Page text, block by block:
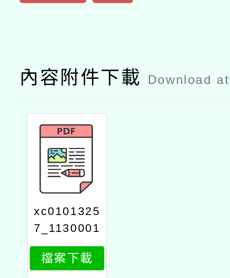
內容附件下載 Download
xc0101325
7_1130001
588_attach
1
檔案下載